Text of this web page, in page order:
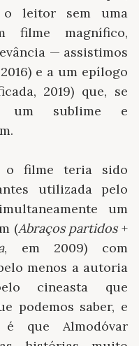
o leitor sem uma
filme magnífico,
— assistimos
e a um epílogo
2019) que, se
um sublime e
o filme teria sido
utilizada pelo
um
(Abraços partidos+
, em 2009) com
menos a autoria
cineasta que
podemos saber, e
que Almodóvar